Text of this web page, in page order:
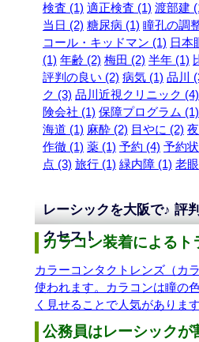
検査 (1) 適正検査 (1) 渡部建
当日 (2) 糖尿病 (1) 瞳孔の調
コール・キッドマン (1) 日本
(1) 年齢 (2) 梅田 (2) 半年 (1)
評判の良い (2) 病気 (1) 品川
ク (3) 品川近視クリニック (4)
険会社 (1) 保障プログラム (1)
海道 (1) 麻酔 (2) 目やに (2)
作徹 (1) 薬 (1) 予約 (4) 予約
点 (3) 旅行 (1) 緑内障 (1) 老
レーシックを大阪で♪ 評
クセス！
カラコン装着による
カラーコンタクトレンズ（カ
使われます。カラコンは瞳の
く見せることで人気がありま
公務員はレーシック